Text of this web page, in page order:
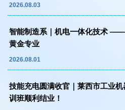
2026.08.03
智能制造系｜机电一体化技术
黄金专业
2026.08.01
技能充电圆满收官｜莱西市工业
训班顺利结业！